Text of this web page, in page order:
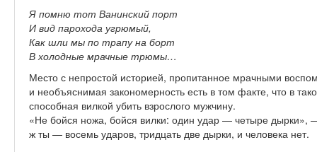
Я помню тот Ванинский порт
И вид парохода угрюмый,
Как шли мы по трапу на борт
В холодные мрачные трюмы…
Место с непростой историей, пропитанное мрачными
и необъяснимая закономерность есть в том факте, что в
способная вилкой убить взрослого мужчину.
«Не бойся ножа, бойся вилки: один удар — четыре дырки»,
ж ты — восемь ударов, тридцать две дырки, и человека нет.